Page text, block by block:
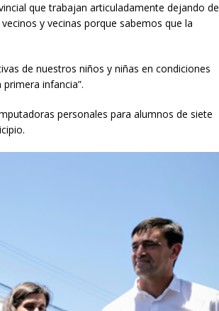
que trabajan articuladamente dejando de
y vecinas porque sabemos que la
de nuestros niños y niñas en condiciones
infancia”.
personales para alumnos de siete